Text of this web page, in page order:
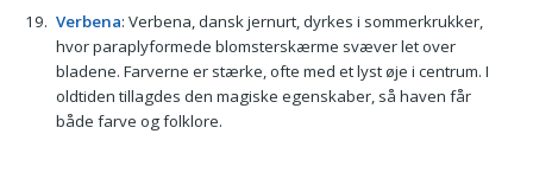
Verbena: Verbena, dansk jernurt, dyrkes i sommerkrukker,
hvor paraplyformede blomsterskærme svæver let over
bladene. Farverne er stærke, ofte med et lyst øje i centrum. I
oldtiden tillagdes den magiske egenskaber, så haven får
både farve og folklore.